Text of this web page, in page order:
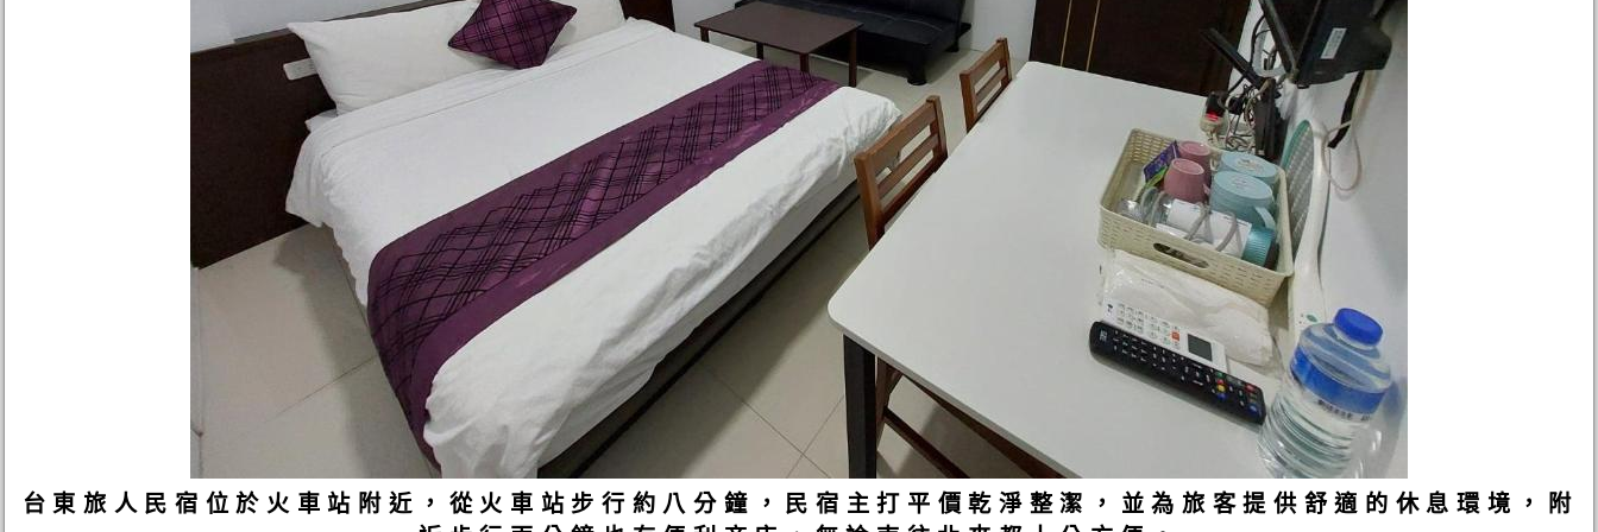
台東旅人民宿位於火車站附近，從火車站步行約八分鐘，民宿主打平價乾淨整潔，並為旅客提供舒適的休息環境，附